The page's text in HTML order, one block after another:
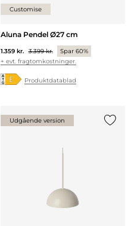
Customise
Aluna Pendel Ø27 cm
1.359 kr. 3.399 kr.
Spar 60%
+ evt. fragtomkostninger.
Produktdatablad
Udgående version